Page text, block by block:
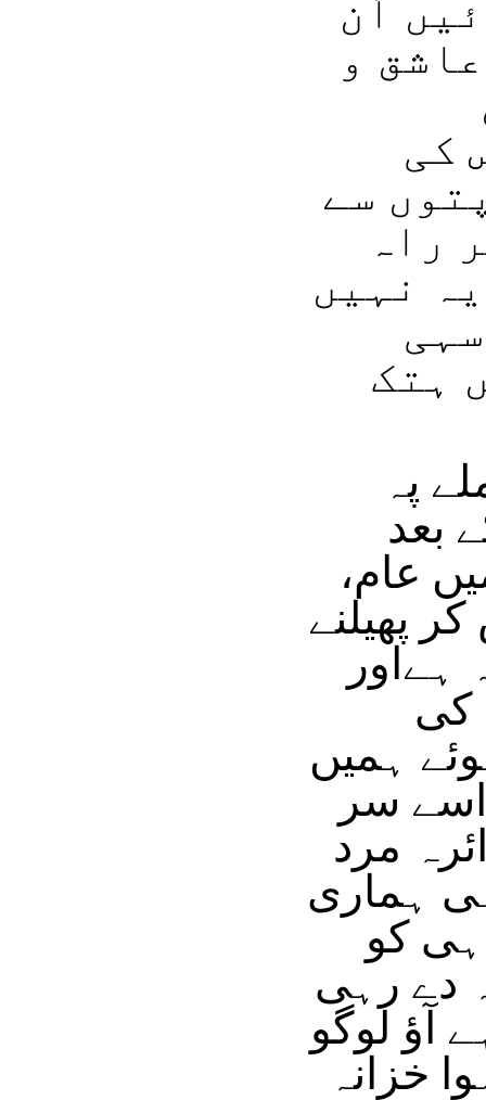
اُن
و
کی
سے
راہ
نہیں
ہتک
پہ
بعد
عام،
پھیلنے
ہےاور
کی
ہمیں
سر
مرد
ہماری
کو
دے رہی
آؤ لوگو
خزانہ